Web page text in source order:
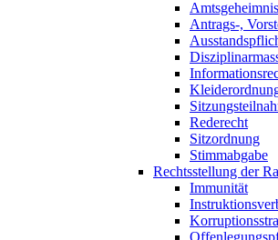
Amtsgeheimnis
Antrags-,
Rederecht
Sitzordnung
Stimmabgabe
Rechtsstellung der
Immunität